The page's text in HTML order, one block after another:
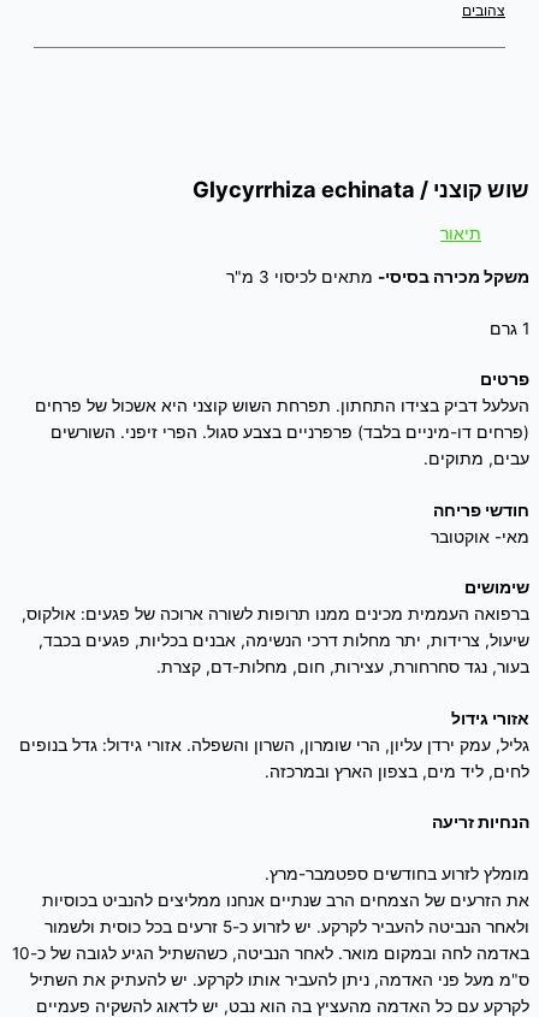
צהובים
שוש קוצני / Glycyrrhiza echinata
תיאור
משקל מכירה בסיסי- מתאים לכיסוי 3 מ"ר
1 גרם
פרטים
העלעל דביק בצידו התחתון. תפרחת השוש קוצני היא אשכול של פרחים
(פרחים דו-מיניים בלבד) פרפרניים בצבע סגול. הפרי זיפני. השורשים
עבים, מתוקים.
חודשי פריחה
מאי- אוקטובר
שימושים
ברפואה העממית מכינים ממנו תרופות לשורה ארוכה של פגעים: אולקוס,
שיעול, צרידות, יתר מחלות דרכי הנשימה, אבנים בכליות, פגעים בכבד,
בעור, נגד סחרחורת, עצירות, חום, מחלות-דם, קצרת.
אזורי גידול
גליל, עמק ירדן עליון, הרי שומרון, השרון והשפלה. אזורי גידול: גדל בנופים
לחים, ליד מים, בצפון הארץ ובמרכזה.
הנחיות זריעה
מומלץ לזרוע בחודשים ספטמבר-מרץ.
את הזרעים של הצמחים הרב שנתיים אנחנו ממליצים להנביט בכוסיות
ולאחר הנביטה להעביר לקרקע. יש לזרוע כ-5 זרעים בכל כוסית ולשמור
באדמה לחה ובמקום מואר. לאחר הנביטה, כשהשתיל הגיע לגובה של כ-10
ס"מ מעל פני האדמה, ניתן להעביר אותו לקרקע. יש להעתיק את השתיל
לקרקע עם כל האדמה מהעציץ בה הוא נבט, יש לדאוג להשקיה פעמיים